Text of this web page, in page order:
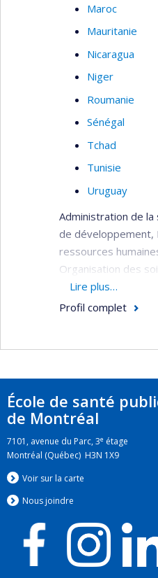
Maroc
Mauritanie
Nicaragua
Niger
Roumanie
Sénégal
Tchad
Tunisie
Uruguay
Administration de
de développement,
ressources
Organisation des
planification de la
système de santé
Lire plus…
Profil complet
École de santé
de Montréal
7101, avenue du Parc, 3e étage
Montréal (Québec) H3N 1X9
Voir sur la carte
Nous joindre